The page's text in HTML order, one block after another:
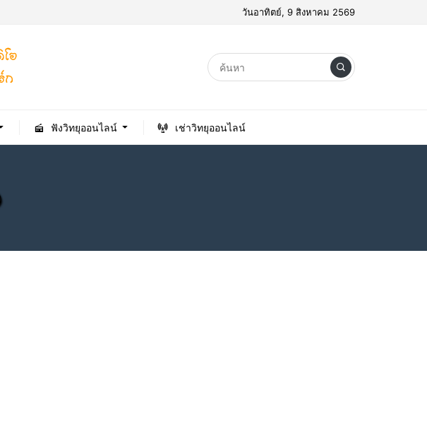
วันอาทิตย์, 9 สิงหาคม 2569
ฟังวิทยุออนไลน์ เช่าวิทยุออนไลน์